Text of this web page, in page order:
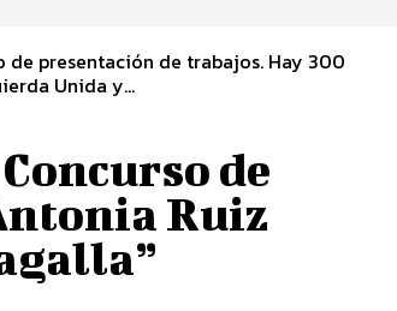
presentación de trabajos. Hay 300
para la mejor obra. Izquierda Unida y...
de
Ruiz